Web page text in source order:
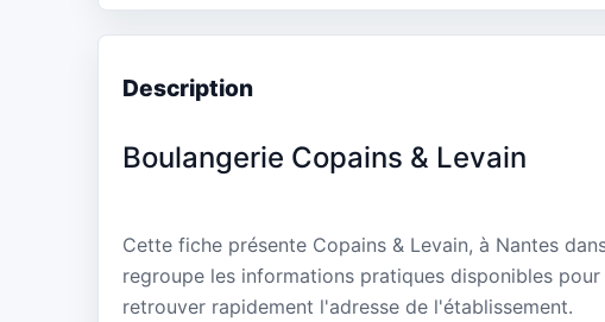
Description
Boulangerie Copains & Levain
Cette fiche présente Copains & Levain, à Nantes
regroupe les informations pratiques disponibles
retrouver rapidement l'adresse de l'établissement.